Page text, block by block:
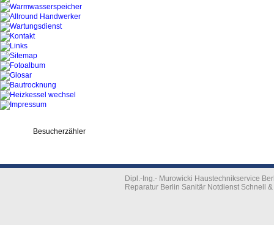
Besucherzähler
Dipl.-Ing.- Murowicki Haustechnikservice
Reparatur Berlin Sanitär Notdienst Schnell